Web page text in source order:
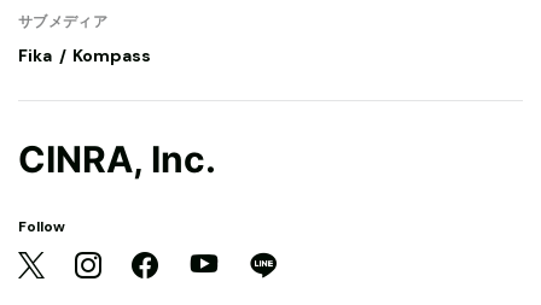
サブメディア
Fika Kompass
CINRA, Inc.
Follow